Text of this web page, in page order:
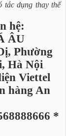
tác dụng thay thế
hệ:
ÂU
Phường
Hà Nội
Viettel
hàng An
*